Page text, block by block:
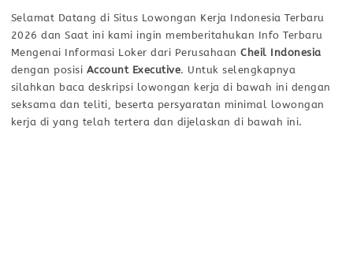
Selamat Datang di Situs Lowongan Kerja Indonesia Terbaru
2026 dan Saat ini kami ingin memberitahukan Info Terbaru
Mengenai Informasi Loker dari PerusahaanCheil Indonesia
dengan posisi Account Executive. Untuk selengkapnya
silahkan baca deskripsi lowongan kerja di bawah ini dengan
seksama dan teliti, beserta persyaratan minimal lowongan
kerja di yang telah tertera dan dijelaskan di bawah ini.